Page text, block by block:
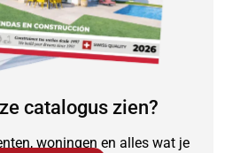
catalogus zien?
woningen en alles wat je